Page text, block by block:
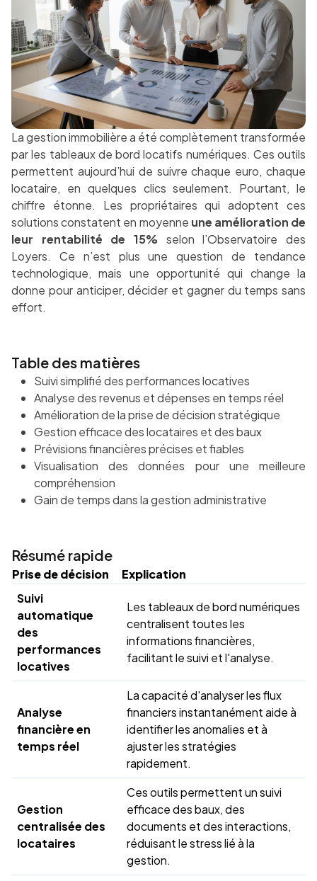
La gestion immobilière a été complètement transformée
par les tableaux de bord locatifs numériques. Ces outils
permettent aujourd’hui de suivre chaque euro, chaque
locataire, en quelques clics seulement. Pourtant, le
chiffre étonne. Les propriétaires qui adoptent ces
solutions constatent en moyenne une amélioration de
leur rentabilité de 15% selon l’Observatoire des
Loyers. Ce n’est plus une question de tendance
technologique, mais une opportunité qui change la
donne pour anticiper, décider et gagner du temps sans
effort.
Table des matières
Suivi simplifié des performances locatives
Analyse des revenus et dépenses en temps réel
Amélioration de la prise de décision stratégique
Gestion efficace des locataires et des baux
Prévisions financières précises et fiables
Visualisation des données pour une meilleure
compréhension
Gain de temps dans la gestion administrative
Résumé rapide
Prise de décision
Explication
Suivi
automatique
des
performances
locatives
Les tableaux de bord numériques
centralisent toutes les
informations financières,
facilitant le suivi et l'analyse.
Analyse
financière en
temps réel
La capacité d'analyser les flux
financiers instantanément aide à
identifier les anomalies et à
ajuster les stratégies
rapidement.
Gestion
centralisée des
locataires
Ces outils permettent un suivi
efficace des baux, des
documents et des interactions,
réduisant le stress lié à la
gestion.